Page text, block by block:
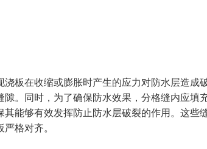
板在收缩或膨胀时产生的应力对防水层造成
。同时，为了确保防水效果，分格缝内应填
能够有效发挥防止防水层破裂的作用。这些
格对齐。